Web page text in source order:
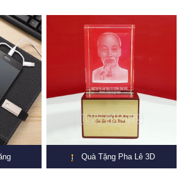
Quà Tặng Pha Lê 3D